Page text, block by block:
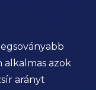
alkalmas azok
arányt